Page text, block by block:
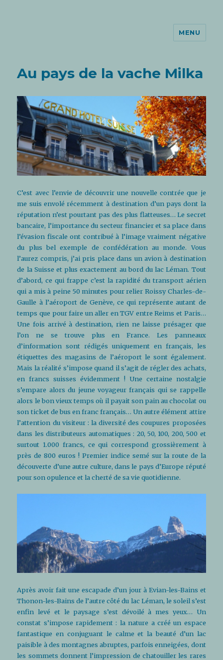
MENU
Au pays de la vache Milka
C’est avec l’envie de découvrir une nouvelle contrée que je
me suis envolé récemment à destination d’un pays dont la
réputation n’est pourtant pas des plus flatteuses… Le secret
bancaire, l’importance du secteur financier et sa place dans
l’évasion fiscale ont contribué à l’image vraiment négative
du plus bel exemple de confédération au monde. Vous
l’aurez compris, j’ai pris place dans un avion à destination
de la Suisse et plus exactement au bord du lac Léman. Tout
d’abord, ce qui frappe c’est la rapidité du transport aérien
qui a mis à peine 50 minutes pour relier Roissy Charles-de-
Gaulle à l’aéroport de Genève, ce qui représente autant de
temps que pour faire un aller en TGV entre Reims et Paris…
Une fois arrivé à destination, rien ne laisse présager que
l’on ne se trouve plus en France. Les panneaux
d’information sont rédigés uniquement en français, les
étiquettes des magasins de l’aéroport le sont également.
Mais la réalité s’impose quand il s’agit de régler des achats,
en francs suisses évidemment ! Une certaine nostalgie
s’empare alors du jeune voyageur français qui se rappelle
alors le bon vieux temps où il payait son pain au chocolat ou
son ticket de bus en franc français… Un autre élément attire
l’attention du visiteur : la diversité des coupures proposées
dans les distributeurs automatiques : 20, 50, 100, 200, 500 et
surtout 1.000 francs, ce qui correspond grossièrement à
près de 800 euros ! Premier indice semé sur la route de la
découverte d’une autre culture, dans le pays d’Europe réputé
pour son opulence et la cherté de sa vie quotidienne.
Après avoir fait une escapade d’un jour à Evian-les-Bains et
Thonon-les-Bains de l’autre côté du lac Léman, le soleil s’est
enfin levé et le paysage s’est dévoilé à mes yeux… Un
constat s’impose rapidement : la nature a créé un espace
fantastique en conjuguant le calme et la beauté d’un lac
paisible à des montagnes abruptes, parfois enneigées, dont
les sommets donnent l’impression de chatouiller les rares